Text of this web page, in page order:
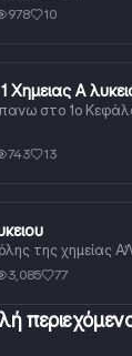
978 10
Χημειας Α
στο 1ο
743 13
της χημείας
3,085 77